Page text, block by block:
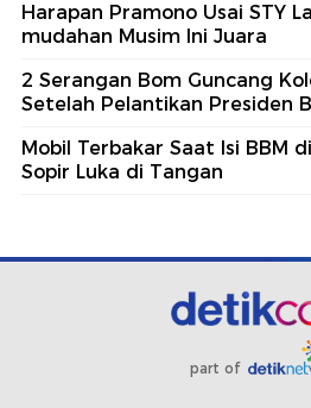
Harapan Pramono Usai STY
mudahan Musim Ini Juara
2 Serangan Bom Guncang
Setelah Pelantikan Presiden
Mobil Terbakar Saat Isi BBM
Sopir Luka di Tangan
part of